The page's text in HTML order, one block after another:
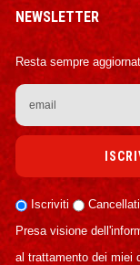
NEWSLETTER
Resta sempre
Iscriviti
Cancellati
Presa visione
al trattamento dei miei